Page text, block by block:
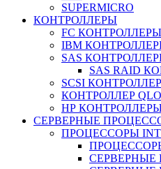
SUPERMICRO
КОНТРОЛЛЕРЫ
FC КОНТРОЛЛЕРЫ
IBM
SAS
SAS RAID
SCSI
КОНТРОЛЛЕР
НР
СЕРВЕРНЫЕ
ПРОЦЕССОРЫ
ПРОЦЕССОРЫ
СЕРВЕРНЫЕ